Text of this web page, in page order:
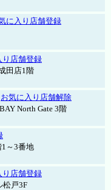
に入り店舗登録
り店舗登録
田店1階
お気に入り店舗解除
North Gate 3階
～3番地
り店舗登録
戸3F